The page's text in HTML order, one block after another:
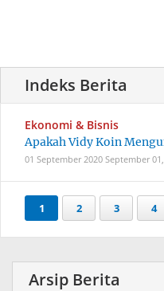
Ekonomi & Bisnis
Apakah Vidy Koin
01 September 2020 September
1 2 3 4
Arsip Berita